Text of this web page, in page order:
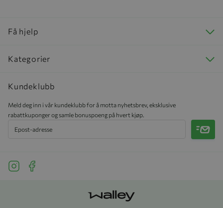
Få hjelp
Kategorier
Kundeklubb
Meld deg inn i vår kundeklubb for å motta nyhetsbrev, eksklusive
rabattkuponger og samle bonuspoeng på hvert kjøp.
Meld
See our Instagram
See our Facebook